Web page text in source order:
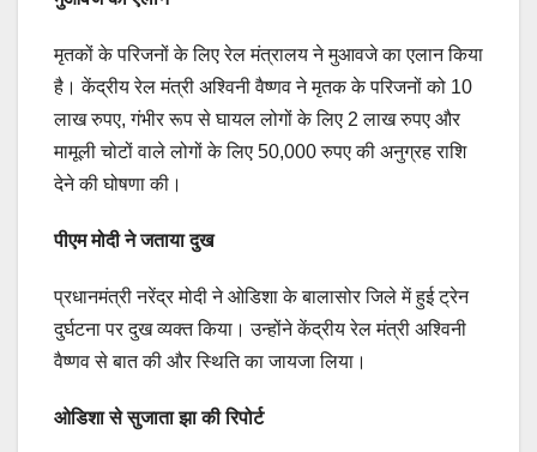
मृतकों के परिजनों के लिए रेल मंत्रालय ने मुआवजे का एलान किया
है। केंद्रीय रेल मंत्री अश्विनी वैष्णव ने मृतक के परिजनों को 10
लाख रुपए, गंभीर रूप से घायल लोगों के लिए 2 लाख रुपए और
मामूली चोटों वाले लोगों के लिए 50,000 रुपए की अनुग्रह राशि
देने की घोषणा की।
पीएम मोदी ने जताया दुख
प्रधानमंत्री नरेंद्र मोदी ने ओडिशा के बालासोर जिले में हुई ट्रेन
दुर्घटना पर दुख व्यक्त किया। उन्होंने केंद्रीय रेल मंत्री अश्विनी
वैष्णव से बात की और स्थिति का जायजा लिया।
ओडिशा से सुजाता झा की रिपोर्ट